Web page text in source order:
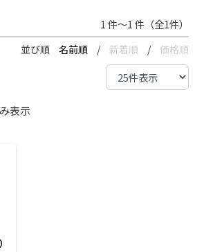
1 件～1 件（全1件）
並び順 名前順 / 新着順 / 価格順
表示